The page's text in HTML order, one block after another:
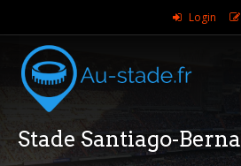
Login
Stade Santiago-